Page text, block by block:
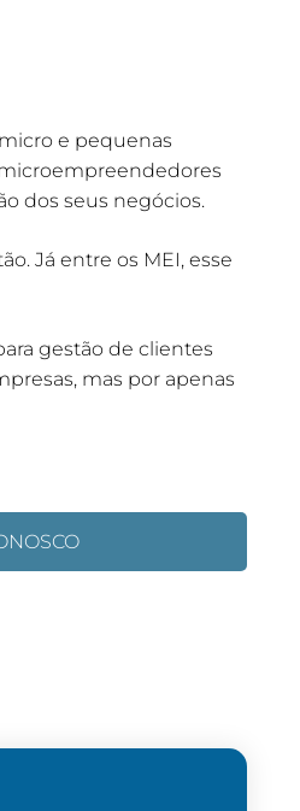
e pequenas
dos seus negócios.
Já entre os MEI, esse
gestão de clientes
mas por apenas